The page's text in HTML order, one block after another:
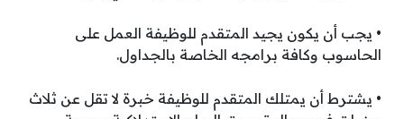
• يجب أن يكون يجيد المتقدم للوظيفة العمل على
الحاسوب وكافة برامجه الخاصة بالجداول.
• يشترط أن يمتلك المتقدم للوظيفة خبرة لا تقل عن ثلاث